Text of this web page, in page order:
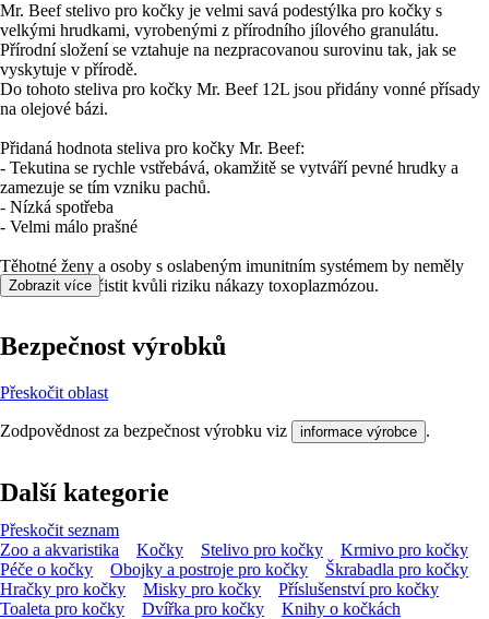
Mr. Beef stelivo pro kočky je velmi savá podestýlka pro kočky s
velkými hrudkami, vyrobenými z přírodního jílového granulátu.
Přírodní složení se vztahuje na nezpracovanou surovinu tak, jak se
vyskytuje v přírodě.
Do tohoto steliva pro kočky Mr. Beef 12L jsou přidány vonné přísady
na olejové bázi.
Přidaná hodnota steliva pro kočky Mr. Beef:
- Tekutina se rychle vstřebává, okamžitě se vytváří pevné hrudky a
zamezuje se tím vzniku pachů.
- Nízká spotřeba
- Velmi málo prašné
Těhotné ženy a osoby s oslabeným imunitním systémem by neměly
kočičí toaletu čistit kvůli riziku nákazy toxoplazmózou.
Zobrazit více
Bezpečnost výrobků
Přeskočit oblast
Zodpovědnost za bezpečnost výrobku viz informace výrobce .
Další kategorie
Přeskočit seznam
Zoo a akvaristika
Kočky Stelivo pro kočky
Krmivo pro kočky
Péče o kočky
Obojky a postroje pro kočky
Škrabadla pro kočky
Hračky pro kočky
Misky pro kočky
Příslušenství pro kočky
Toaleta pro kočky
Dvířka pro kočky Knihy o kočkách